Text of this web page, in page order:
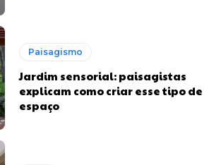
Paisagismo
Jardim sensorial: paisagistas
explicam como criar esse tipo de
espaço